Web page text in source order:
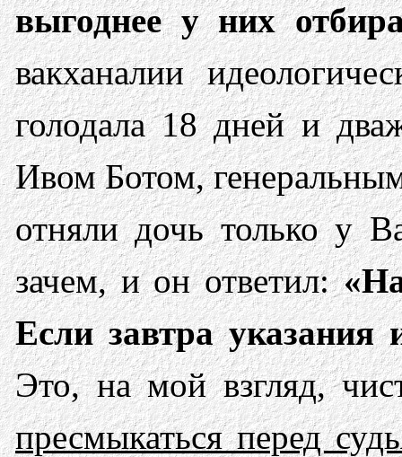
выгоднее у них
вакханалии
голодала 18 дней и
Ивом Ботом,
отняли дочь только у
зачем, и он ответил:
Если завтра указания
Это, на мой взгляд,
пресмыкаться перед